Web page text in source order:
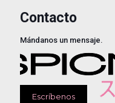
Contacto
Mándanos un mensaje.
Escríbenos